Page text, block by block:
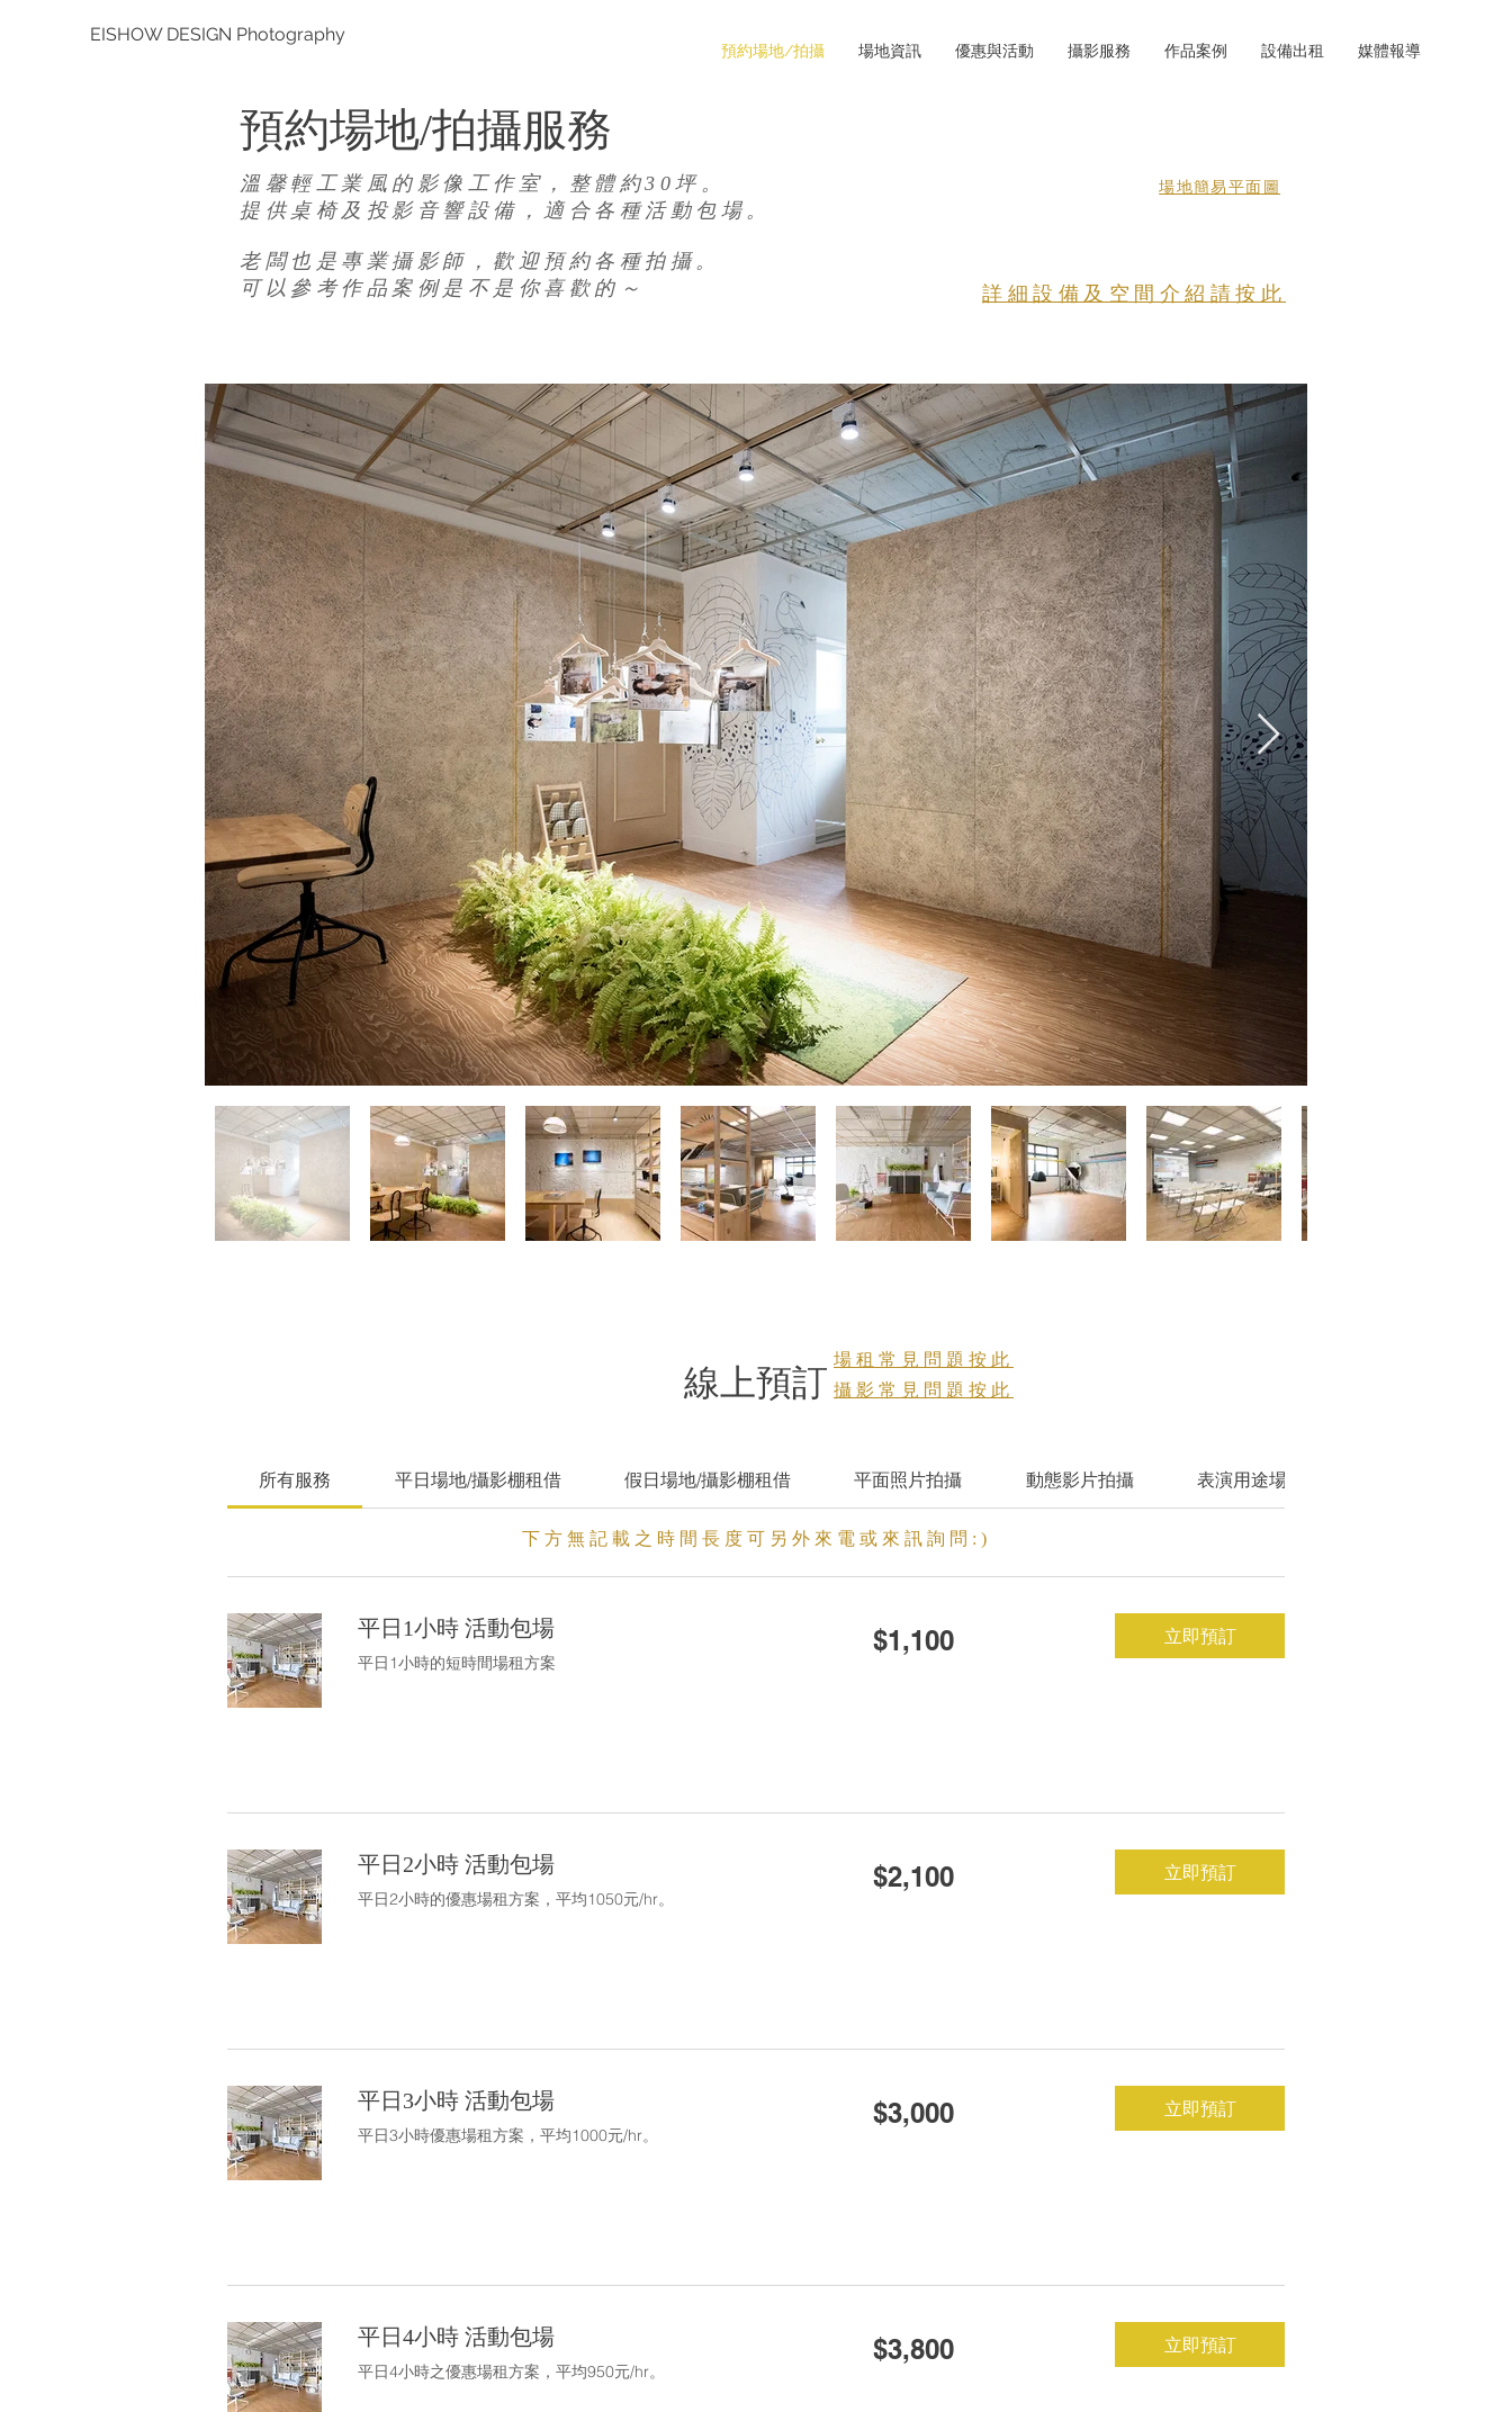
EISHOW DESIGN Photography
預約場地/拍攝 場地資訊 優惠與活動 攝影服務 作品案例 設備出租 媒體報導
​預約場地/拍攝服務
溫馨輕工業風的影像工作室，整體約30坪。
提供桌椅及投影音響設備，適合各種活動包場。
老闆也是專業攝影師，歡迎預約各種拍攝。
可以參考作品案例 是不是你喜歡的～
​場地簡易平面圖
詳細設備及空間介紹請按此
線上預訂
所有服務 平日場地/攝影棚租借 假日場地/攝影棚租借 平面照片拍攝 動態影片拍攝 表演用途場租
平日1小時 活動包場
平日1小時的短時間場租方案
新
台
$1,100 立即預訂
平日2小時 活動包場
平日2小時的優惠場租方案，平均1050元/hr。
新
台
$2,100 立即預訂
平日3小時 活動包場
平日3小時優惠場租方案，平均1000元/hr。
新
台
$3,000 立即預訂
平日4小時 活動包場
平日4小時之優惠場租方案，平均950元/hr。
新
台
$3,800 立即預訂
下方無記載之時間長度可另外來電或來訊詢問:)
場租常見問題按此
攝影常見問題按此